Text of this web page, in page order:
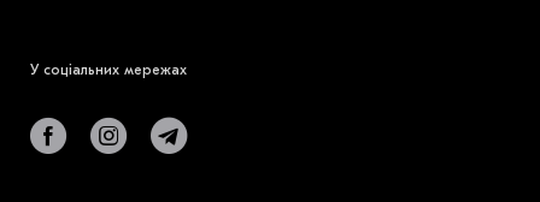
У соціальних мережах